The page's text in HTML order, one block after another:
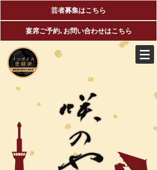
芸者募集はこちら
宴席ご予約､お問い合わせはこちら